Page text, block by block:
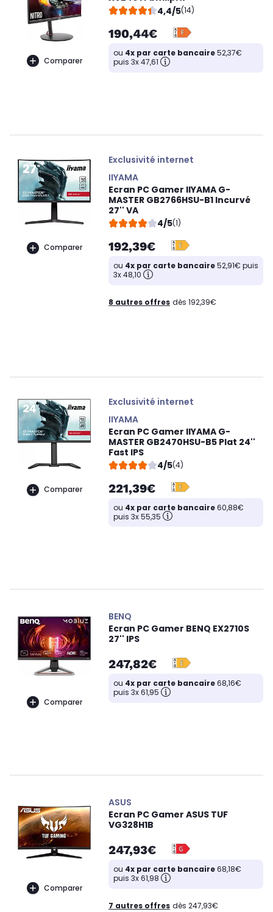
Comparer
4,4/5(14)
190,44€
ou 4x par carte bancaire52,37€
puis 3x 47,61
Comparer
Exclusivité internet
IIYAMA
Ecran PC Gamer IIYAMA G-
MASTER GB2766HSU-B1 Incurvé
27'' VA
4/5(1)
192,39€
ou 4x par carte bancaire52,91€ puis
3x 48,10
8 autres offres dès 192,39€
Comparer
Exclusivité internet
IIYAMA
Ecran PC Gamer IIYAMA G-
MASTER GB2470HSU-B5 Plat 24''
Fast IPS
4/5(4)
221,39€
ou 4x par carte bancaire60,88€
puis 3x 55,35
Comparer
BENQ
Ecran PC Gamer BENQ EX2710S
27'' IPS
247,82€
ou 4x par carte bancaire68,16€
puis 3x 61,95
Comparer
ASUS
Ecran PC Gamer ASUS TUF
VG328H1B
247,93€
ou 4x par carte bancaire68,18€
puis 3x 61,98
7 autres offres dès 247,93€